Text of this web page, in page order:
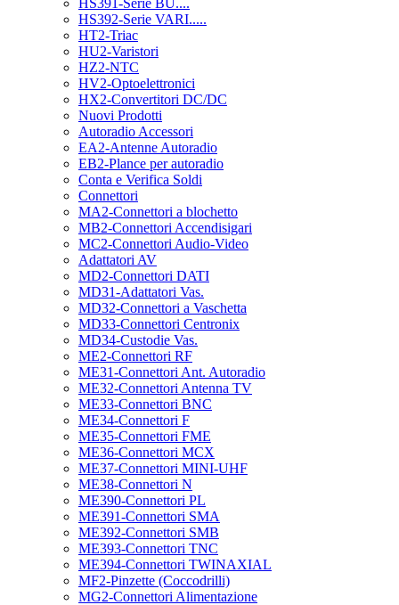
HS391-Serie BU....
HS392-Serie VARI.....
HT2-Triac
HU2-Varistori
HZ2-NTC
HV2-Optoelettronici
HX2-Convertitori DC/DC
Nuovi Prodotti
Autoradio Accessori
EA2-Antenne Autoradio
EB2-Plance per autoradio
Conta e Verifica Soldi
Connettori
MA2-Connettori a blochetto
MB2-Connettori Accendisigari
MC2-Connettori Audio-Video
Adattatori AV
MD2-Connettori DATI
MD31-Adattatori Vas.
MD32-Connettori a Vaschetta
MD33-Connettori Centronix
MD34-Custodie Vas.
ME2-Connettori RF
ME31-Connettori Ant. Autoradio
ME32-Connettori Antenna TV
ME33-Connettori BNC
ME34-Connettori F
ME35-Connettori FME
ME36-Connettori MCX
ME37-Connettori MINI-UHF
ME38-Connettori N
ME390-Connettori PL
ME391-Connettori SMA
ME392-Connettori SMB
ME393-Connettori TNC
ME394-Connettori TWINAXIAL
MF2-Pinzette (Coccodrilli)
MG2-Connettori Alimentazione